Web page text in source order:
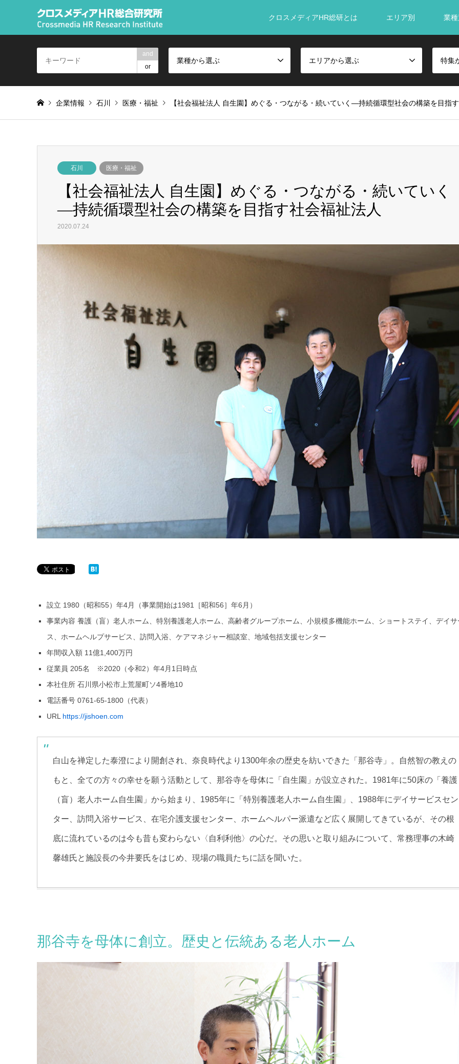
クロスメディアHR総研とは エリア別 業
and
or
業種から選ぶ エリアから選ぶ 特集
企業情報 石川 医療・福祉 【社会福祉法人 自生園】めぐる・つながる・続いていく―持続循環型社会の構築を目指
石川 医療・福祉
【社会福祉法人 自生園】めぐる・つながる・続いていく
―持続循環型社会の構築を目指す社会福祉法人
2020.07.24
設立 1980（昭和55）年4月（事業開始は1981［昭和56］年6月）
事業内容 養護（盲）老人ホーム、特別養護老人ホーム、高齢者グループホーム、小規模多機能ホーム、ショートステイ、デイサ
ス、ホームヘルプサービス、訪問入浴、ケアマネジャー相談室、地域包括支援センター
年間収入額 11億1,400万円
従業員 205名 ※2020（令和2）年4月1日時点
本社住所 石川県小松市上荒屋町ソ4番地10
電話番号 0761-65-1800（代表）
URL https://jishoen.com
白山を禅定した泰澄により開創され、奈良時代より1300年余の歴史を紡いできた「那谷寺」。自然智の教えの
もと、全ての方々の幸せを願う活動として、那谷寺を母体に「自生園」が設立された。1981年に50床の「養護
（盲）老人ホーム自生園」から始まり、1985年に「特別養護老人ホーム自生園」、1988年にデイサービスセン
ター、訪問入浴サービス、在宅介護支援センター、ホームヘルパー派遣など広く展開してきているが、その根
底に流れているのは今も昔も変わらない〈自利利他〉の心だ。その思いと取り組みについて、常務理事の木崎
馨雄氏と施設長の今井要氏をはじめ、現場の職員たちに話を聞いた。
那谷寺を母体に創立。歴史と伝統ある老人ホーム